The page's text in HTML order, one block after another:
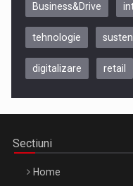
Be Inspired. Make it
Business&Drive
tehnologie
digitalizare retail
Sectiuni
Home